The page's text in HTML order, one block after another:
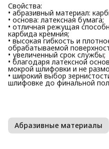
Свойства:
• абразивный материал:
• основа: латексная бумага;
• отличная режущая
карбида кремния;
• высокая гибкость и
обрабатываемой
• увеличенный срок службы;
• благодаря латексной
мокрой шлифовки и не
• широкий выбор
шлифовке до финальной
Абразивные материалы